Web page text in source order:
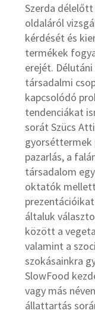
Szerda
oldaláról
kérdését és
termékek
erejét.
társadalmi
kapcsolódó
tendenciákat
sorát Szücs
gyorséttermek
pazarlás, a
társadalom
oktatók
általuk
között a
valamint a
szokásainkra
SlowFood
vagy más
állattartás